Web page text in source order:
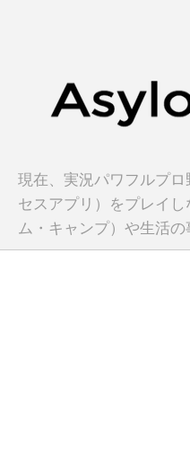
現在、実況パワフルプ
セスアプリ）をプレイ
ム・キャンプ）や生活の